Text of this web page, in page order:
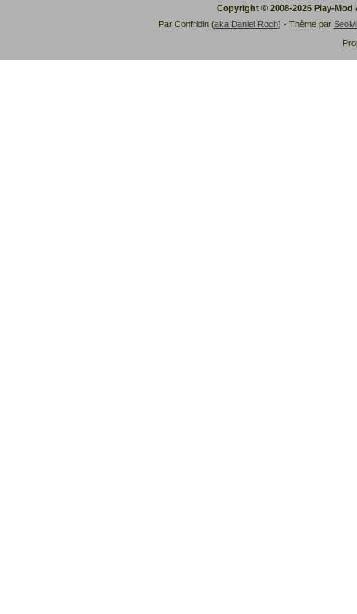
Copyright © 2008-2026 Play-
Par Confridin (aka Daniel Roch) - Thème par